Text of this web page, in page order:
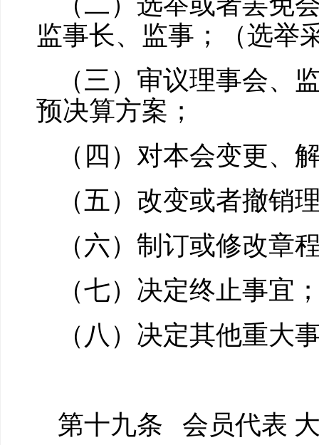
监事长、监事；（选举
（三）审议理事会、
预决算方案；
（四）对本会变更、
（五）改变或者撤销
（六）制订或修改章
（七）决定终止事宜
（八）决定其他重大
第十九条 会员代表